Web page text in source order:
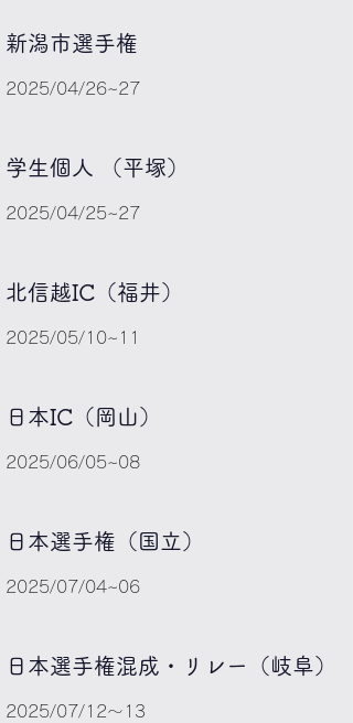
​新潟市選手権
2025/04/26~27
学生個人 （平塚）
2025/04/25~27
北信越IC（福井）
2025/05/10~11
​日本IC（岡山）
2025/06/05~08
日本選手権（国立）
2025/07/04~06
日本選手権混成・リレー（岐阜）
2025/07/12～13